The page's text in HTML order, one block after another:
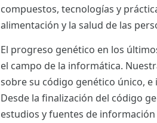
compuestos, tecnologías y
alimentación y la salud de las
El progreso genético en los
el campo de la informática.
sobre su código genético único,
Desde la finalización del código
estudios y fuentes de